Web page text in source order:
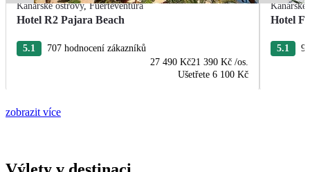
Kanárské ostrovy,Fuerteventura
Hotel R2 Pajara Beach
5.1
707 hodnocení zákazníků
27 490 Kč21 390 Kč /os.
Ušetřete 6 100 Kč
Kanárské
Hotel
5.1
zobrazit více